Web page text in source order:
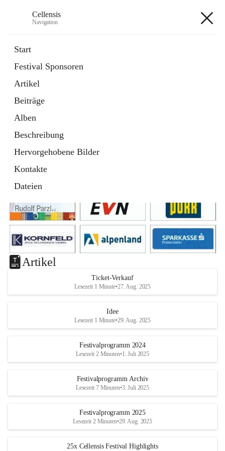
Cellensis
Navigation
Start
Festival Sponsoren
Artikel
Beiträge
Alben
Beschreibung
Hervorgehobene Bilder
Kontakte
Dateien
Festival Sponsoren
Artikel
Ticket-Verkauf
Lesezeit 1 Minute•27. Aug. 2025
Idee
Lesezeit 1 Minute•29. Aug. 2025
Festivalprogramm 2024
Lesezeit 2 Minuten•1. Juli 2025
Festivalprogramm Archiv
Lesezeit 7 Minuten•3. Juli 2025
Festivalprogramm 2025
Lesezeit 2 Minuten•29. Aug. 2025
25x Cellensis Festival Highlights